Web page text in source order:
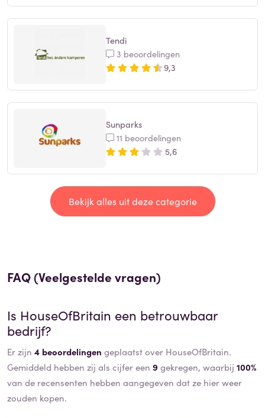
Tendi
3 beoordelingen
9,3
Sunparks
11 beoordelingen
5,6
Bekijk alles uit deze categorie
FAQ (Veelgestelde vragen)
Is HouseOfBritain een betrouwbaar
bedrijf?
Er zijn 4 beoordelingen geplaatst over HouseOfBritain.
Gemiddeld hebben zij als cijfer een 9gekregen, waarbij 100%
van de recensenten hebben aangegeven dat ze hier weer
zouden kopen.